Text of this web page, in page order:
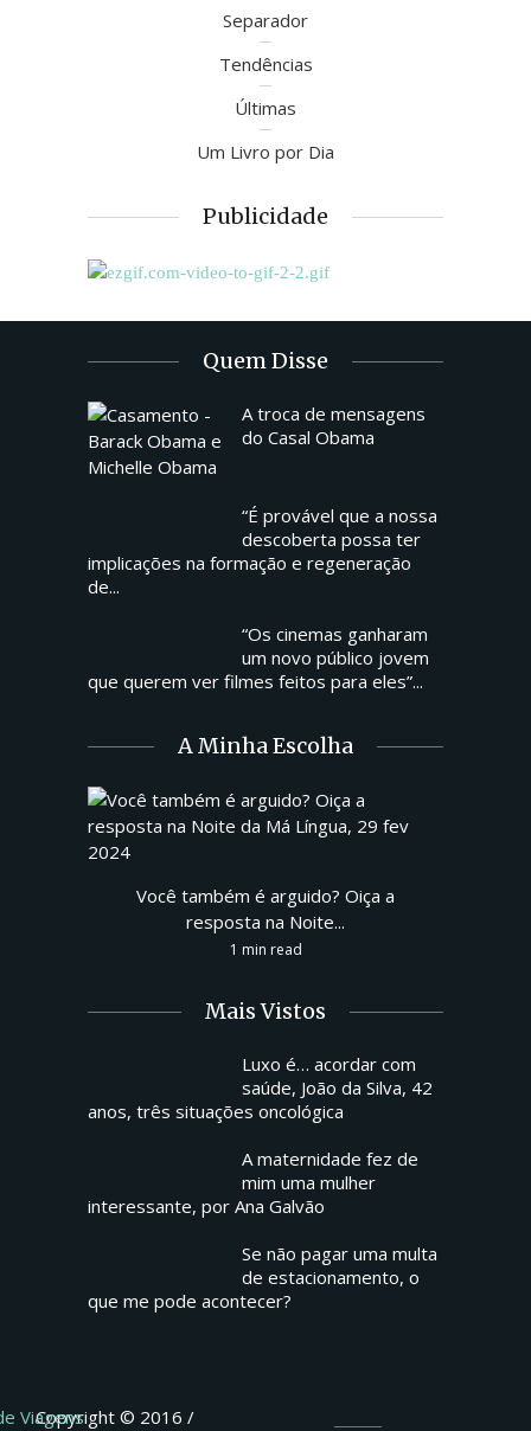
Separador
Tendências
Últimas
Um Livro por Dia
Publicidade
Quem Disse
A troca de mensagens
do Casal Obama
“É provável que a nossa
descoberta possa ter
implicações na formação e regeneração
de...
“Os cinemas ganharam
um novo público jovem
que querem ver filmes feitos para eles”...
A Minha Escolha
Você também é arguido? Oiça a
resposta na Noite...
1 min read
Mais Vistos
Luxo é… acordar com
saúde, João da Silva, 42
anos, três situações oncológica
A maternidade fez de
mim uma mulher
interessante, por Ana Galvão
Se não pagar uma multa
de estacionamento, o
que me pode acontecer?
Copyright © 2016 /
Viagens